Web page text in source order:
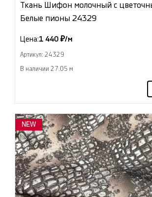
Ткань Шифон молочный с
Белые пионы 24329
Цена:1 440 ₽/м
Артикул: 24329
В наличии 27.05 м
NEW